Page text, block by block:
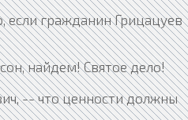
гражданин Грицацуев
найдем! Святое дело!
-- что ценности должны